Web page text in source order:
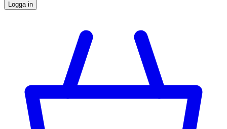
Logga in